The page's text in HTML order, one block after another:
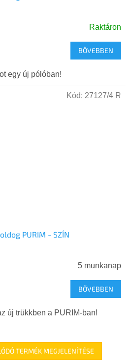
Raktáron
BŐVEBBEN
egy új pólóban!
PURIM - SZÍN
5 munkanap
BŐVEBBEN
új trükkben a PURIM-ban!
Kód: 27127/4 R
TERMÉK MEGJELENÍTÉSE